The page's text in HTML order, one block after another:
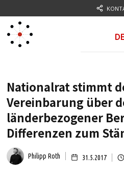
DE
Nationalrat stimmt
Vereinbarung über
länderbezogener
Differenzen zum
Philipp Roth 31.5.2017